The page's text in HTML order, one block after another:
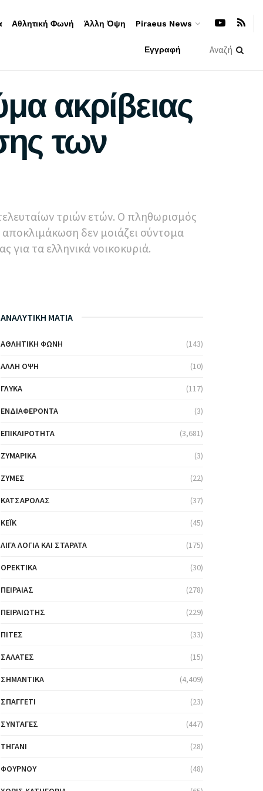
Αθλητική Φωνή Άλλη Όψη Piraeus News
Εγγραφή
ακρίβειας
των
τριών ετών. Ο πληθωρισμός
δεν μοιάζει σύντομα
για τα ελληνικά νοικοκυριά.
ΑΝΑΛΥΤΙΚΗ ΜΑΤΙΑ
ΑΘΛΗΤΙΚΉ ΦΩΝΉ (143)
ΆΛΛΗ ΌΨΗ (10)
ΓΛΥΚΆ (117)
ΕΝΔΙΑΦΈΡΟΝΤΑ (3)
ΕΠΙΚΑΙΡΌΤΗΤΑ (3,681)
ΖΥΜΑΡΙΚΆ (3)
ΖΎΜΕΣ (22)
ΚΑΤΣΑΡΌΛΑΣ (37)
ΚΈΙΚ (45)
ΛΊΓΑ ΛΌΓΙΑ ΚΑΙ ΣΤΑΡΆΤΑ (175)
ΟΡΕΚΤΙΚΆ (30)
ΠΕΙΡΑΙΆΣ (278)
ΠΕΙΡΑΙΏΤΗΣ (229)
ΠΊΤΕΣ (33)
ΣΑΛΆΤΕΣ (15)
ΣΗΜΑΝΤΙΚΆ (4,409)
ΣΠΑΓΓΈΤΙ (23)
ΣΥΝΤΑΓΈΣ (447)
ΤΗΓΆΝΙ (28)
ΦΟΎΡΝΟΥ (48)